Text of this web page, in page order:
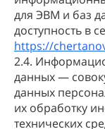
для ЭВМ и баз
доступность в
https://
2.4.
данных —
данных
их обработку
технических